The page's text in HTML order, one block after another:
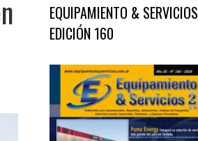
EQUIPAMIENTO & SERVICIOS
EDICIÓN 160